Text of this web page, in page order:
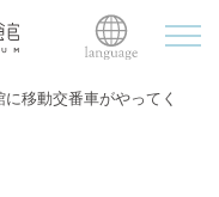
に移動交番車がやってく